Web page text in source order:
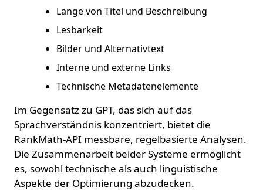
Länge von Titel und Beschreibung
Lesbarkeit
Bilder und Alternativtext
Interne und externe Links
Technische Metadatenelemente
Im Gegensatz zu GPT, das sich auf das
Sprachverständnis konzentriert, bietet die
RankMath-API messbare, regelbasierte Analysen.
Die Zusammenarbeit beider Systeme ermöglicht
es, sowohl technische als auch linguistische
Aspekte der Optimierung abzudecken.